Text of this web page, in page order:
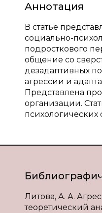
Аннотация
В статье
социально-
подросткового
общение со
дезадаптивных
агрессии и
Представлена
организации.
психологических
Литова, А. А.
теоретический